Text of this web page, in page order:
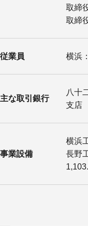
取締
取
従業員 横浜
主な取引銀行
八十
支店
事業設備
横浜
長野